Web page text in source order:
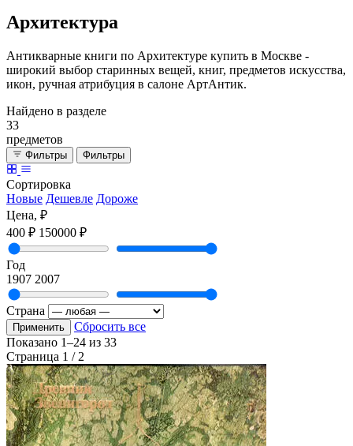
Архитектура
Антикварные книги по Архитектуре купить в Москве -
широкий выбор старинных вещей, книг, предметов искусства,
икон, ручная атрибуция в салоне АртАнтик.
Найдено в разделе
33
предметов
Фильтры Фильтры
Сортировка
Новые Дешевле Дороже
Цена, ₽
400 ₽ 150000 ₽
Год
1907 2007
Страна
Применить
Сбросить все
Показано 1–24 из 33
Страница 1 / 2